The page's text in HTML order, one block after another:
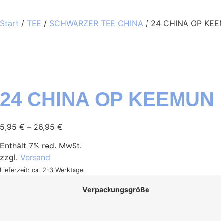
Start / TEE / SCHWARZER TEE CHINA / 24 CHINA OP
24 CHINA OP KEEMUN
5,95 € – 26,95 €
Enthält 7% red. MwSt.
zzgl. Versand
Lieferzeit: ca. 2-3 Werktage
Verpackungsgröße